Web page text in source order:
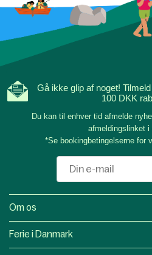
Gå ikke glip af noget!
100 DKK
Du kan til enhver tid afmelde
afmeldingslinket i
*Se bookingbetingelserne for
Om os
Ferie i Danmark